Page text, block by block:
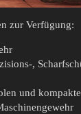
zur Verfügung:
,
und